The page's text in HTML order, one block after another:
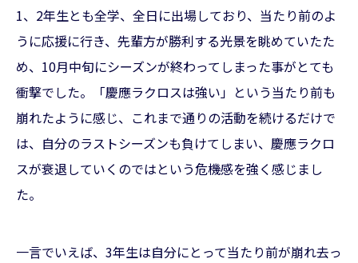
1、2年生とも全学、全日に出場しており、当たり前のよ
うに応援に行き、先輩方が勝利する光景を眺めていたた
め、10月中旬にシーズンが終わってしまった事がとても
衝撃でした。「慶應ラクロスは強い」という当たり前も
崩れたように感じ、これまで通りの活動を続けるだけで
は、自分のラストシーズンも負けてしまい、慶應ラクロ
スが衰退していくのではという危機感を強く感じまし
た。
一言でいえば、3年生は自分にとって当たり前が崩れ去っ